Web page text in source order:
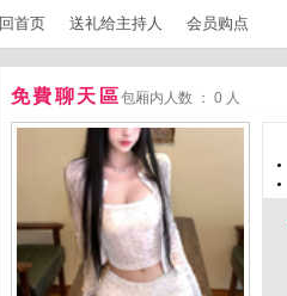
回首页 送礼给主持人 会员购点
免費聊天區包厢内人数 ： 0 人